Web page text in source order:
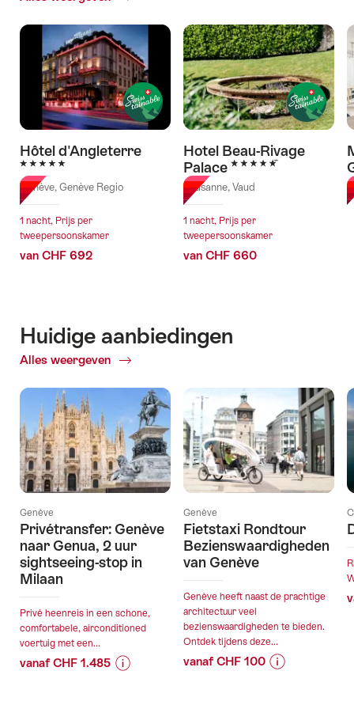
Hôtel d'Angleterre
5 Sterren
Genève, Genève Regio
1 nacht, Prijs per
tweepersoonskamer
van CHF 692
Hotel Beau-Rivage
Palace 5 Sterren
Lausanne, Vaud
1 nacht, Prijs per
tweepersoonskamer
van CHF 660
Huidige aanbiedingen
Alles weergeven
Huidige
Genève
Privétransfer: Genève
naar Genua, 2 uur
sightseeing-stop in
Milaan
Privé heenreis in een schone,
comfortabele, airconditioned
voertuig met een...
vanaf CHF 1.485
Genève
Fietstaxi Rondtour
Bezienswaardigheden
van Genève
Genève heeft naast de prachtige
architectuur veel
bezienswaardigheden te bieden.
Ontdek tijdens deze...
vanaf CHF 100